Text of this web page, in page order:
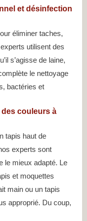
et désinfection
éliminer taches,
utilisent des
s’agisse de laine,
le nettoyage
bactéries et
des couleurs à
tapis haut de
experts sont
le mieux adapté. Le
et moquettes
main ou un tapis
approprié. Du coup,